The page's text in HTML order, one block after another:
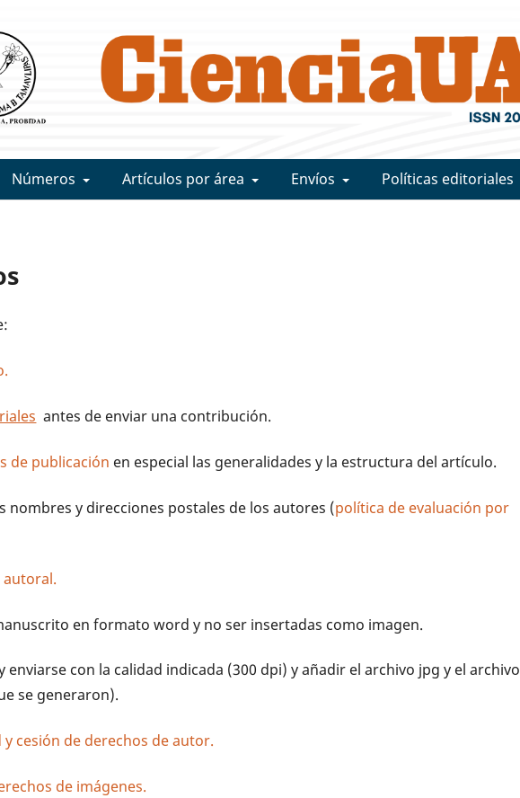
Números Artículos por área Envíos Políticas editoriales
antes de enviar una contribución.
de publicación en especial las generalidades y la estructura del artículo.
nombres y direcciones postales de los autores (política de evaluación por
autoral.
en formato word y no ser insertadas como imagen.
enviarse con la calidad indicada (300 dpi) y añadir el archivo jpg y el archivo
se generaron).
cesión de derechos de autor.
de imágenes.